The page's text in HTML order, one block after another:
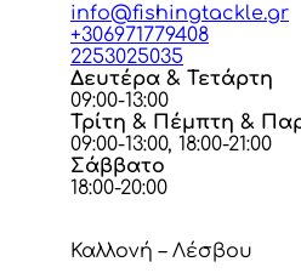
info@fishingtackle.gr
+306971779408
2253025035
Δευτέρα & Τετάρτη
09:00-13:00
Τρίτη & Πέμπτη &
09:00-13:00, 18:00-21:00
Σάββατο
18:00-20:00
Καλλονή – Λέσβου